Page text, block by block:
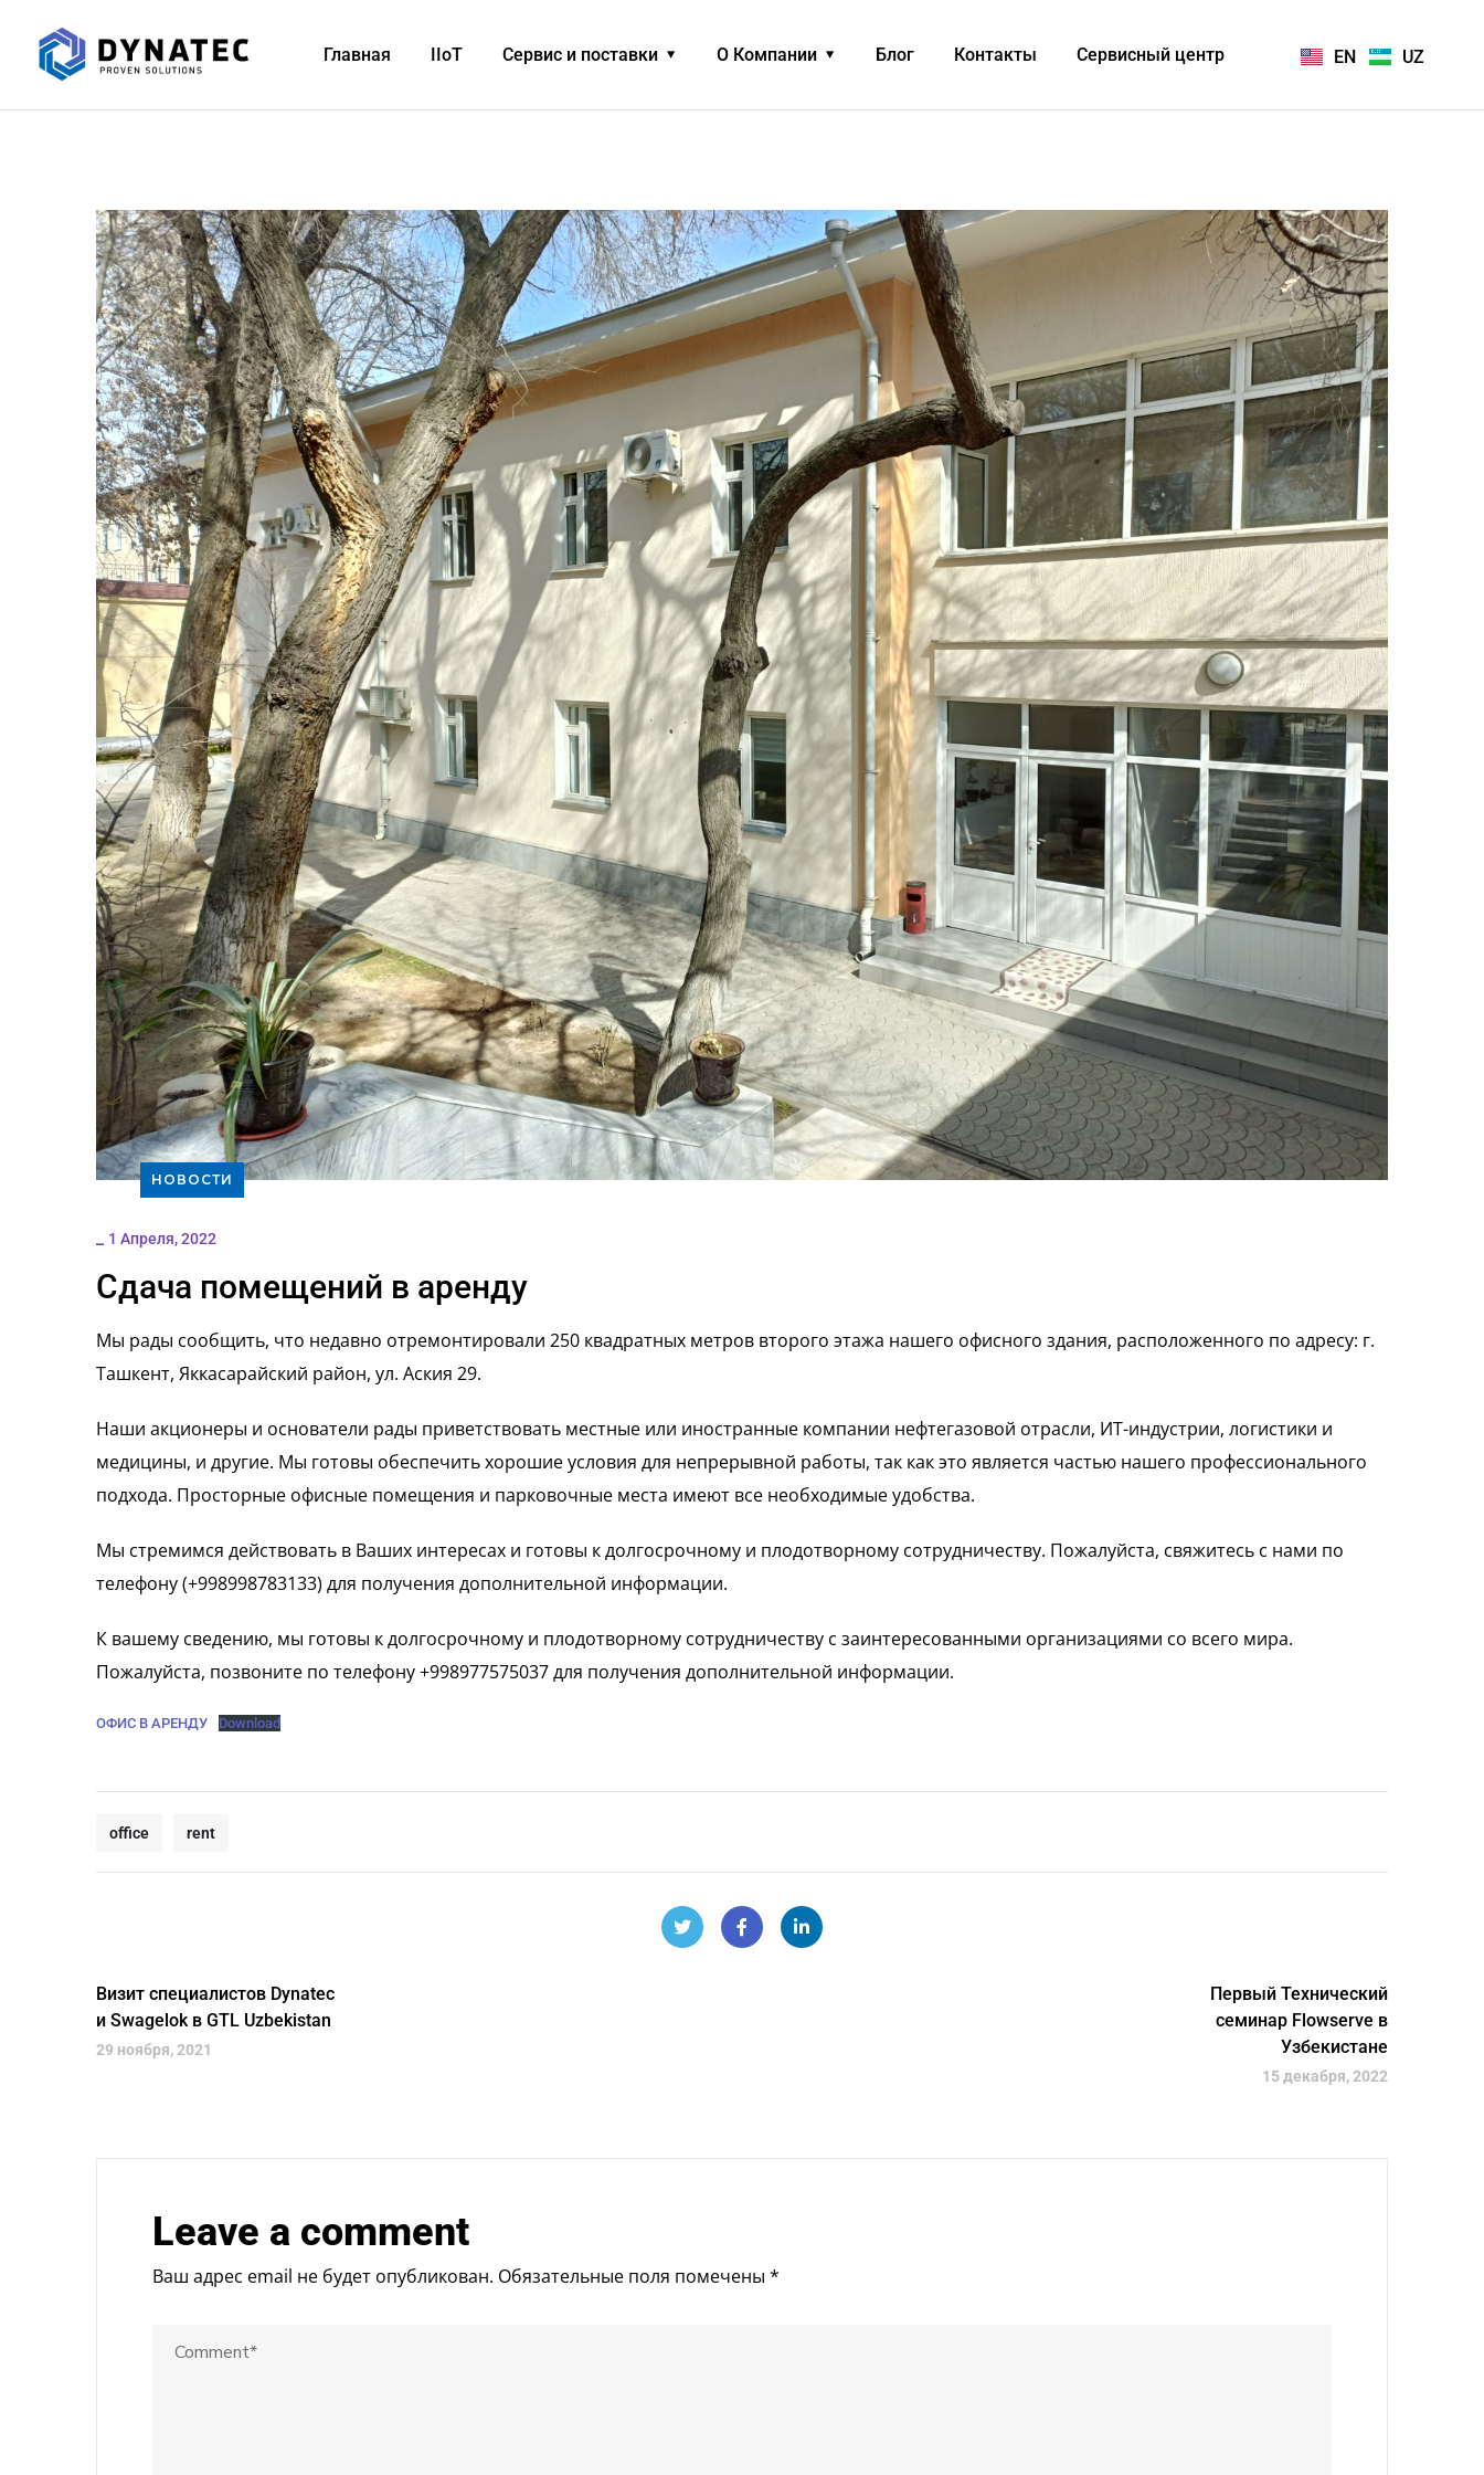
Главная IIoT Сервис и поставки О Компании Блог Контакты Сервисный центр EN UZ
НОВОСТИ
1 Апреля, 2022
Сдача помещений в аренду
Мы рады сообщить, что недавно отремонтировали 250 квадратных метров второго этажа нашего офисного здания, расположенного по адресу: г.
Ташкент, Яккасарайский район, ул. Аския 29.
Наши акционеры и основатели рады приветствовать местные или иностранные компании нефтегазовой отрасли, ИТ-индустрии, логистики и
медицины, и другие. Мы готовы обеспечить хорошие условия для непрерывной работы, так как это является частью нашего профессионального
подхода. Просторные офисные помещения и парковочные места имеют все необходимые удобства.
Мы стремимся действовать в Ваших интересах и готовы к долгосрочному и плодотворному сотрудничеству. Пожалуйста, свяжитесь с нами по
телефону (+998998783133) для получения дополнительной информации.
К вашему сведению, мы готовы к долгосрочному и плодотворному сотрудничеству с заинтересованными организациями со всего мира.
Пожалуйста, позвоните по телефону +998977575037 для получения дополнительной информации.
ОФИС В АРЕНДУ Download
office rent
Визит специалистов Dynatec
и Swagelok в GTL Uzbekistan
29 ноября, 2021
Первый Технический
семинар Flowserve в
Узбекистане
15 декабря, 2022
Leave a comment
Ваш адрес email не будет опубликован. Обязательные поля помечены *